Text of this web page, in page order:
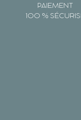
PAIEMENT
100 %